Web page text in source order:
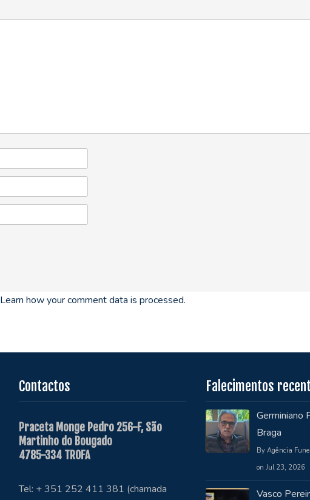
Learn how your comment data is processed.
Contactos
Praceta Monge Pedro 256-F, São
Martinho do Bougado
4785-334 TROFA
Tel: + 351 252 411 381 (chamada
Falecimentos
Germiniano
Braga
By Agência
on Jul 23, 2026
Vasco